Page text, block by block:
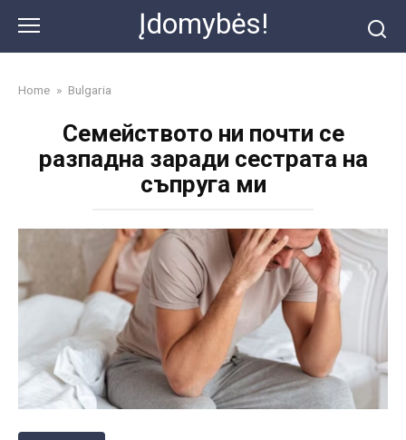
content
Įdomybės!
Home » Bulgaria
Семейството ни почти се
разпадна заради сестрата на
съпруга ми